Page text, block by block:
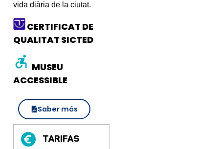
vida diària de la ciutat.
CERTIFICAT DE
QUALITAT SICTED
MUSEU
ACCESSIBLE
Saber más
TARIFAS